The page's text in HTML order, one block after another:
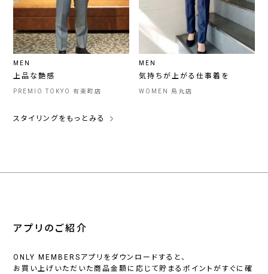
MEN
上品な艶感
PREMIO TOKYO 有楽町店
MEN
気持ちが上がる仕事着を
WOMEN 烏丸店
スタイリングをもっとみる
アプリのご紹介
ONLY MEMBERSアプリをダウンロードすると、
お買い上げいただいた商品金額に応じて貯まるポイントがすぐに確